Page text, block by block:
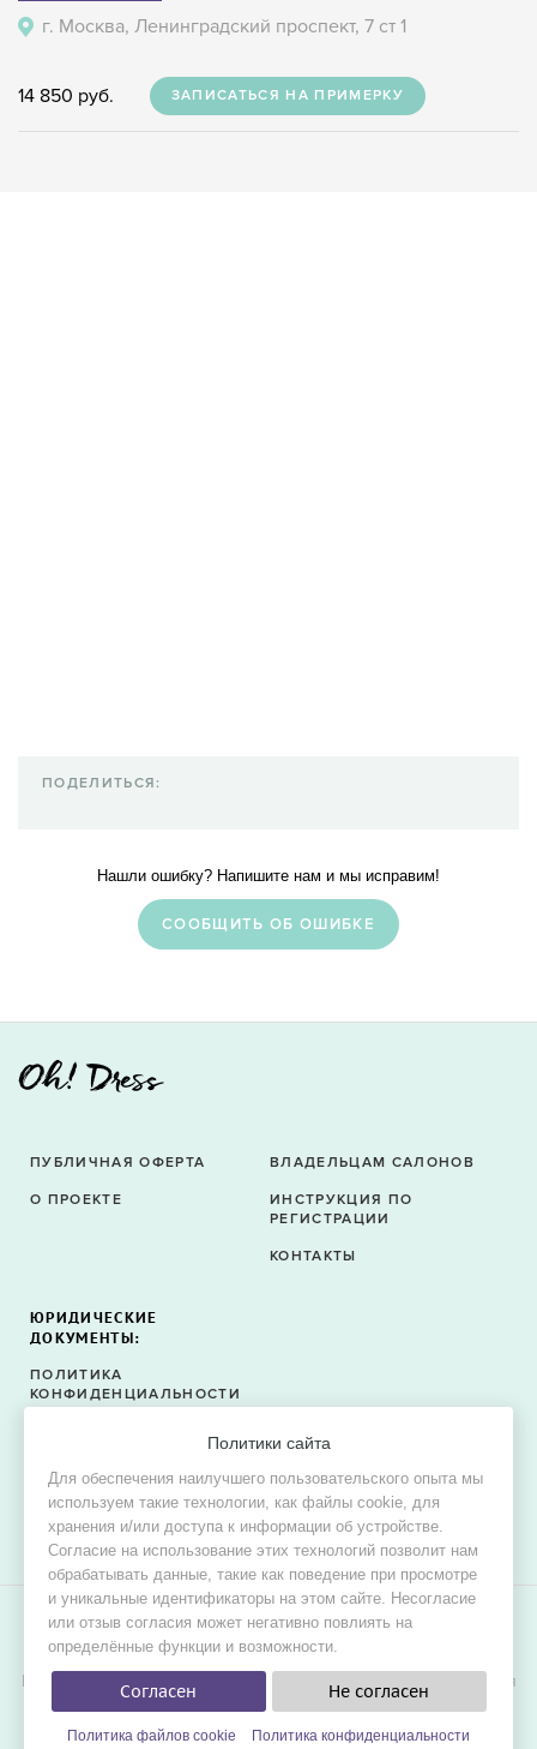
г. Москва, Ленинградский проспект, 7 ст 1
14 850 руб. ЗАПИСАТЬСЯ НА ПРИМЕРКУ
Нашли ошибку? Напишите нам и мы исправим!
CООБЩИТЬ ОБ ОШИБКЕ
ПОДЕЛИТЬСЯ:
Политики сайта
Для обеспечения наилучшего пользовательского опыта мы
используем такие технологии, как файлы cookie, для
хранения и/или доступа к информации об устройстве.
Согласие на использование этих технологий позволит нам
обрабатывать данные, такие как поведение при просмотре
и уникальные идентификаторы на этом сайте. Несогласие
или отзыв согласия может негативно повлиять на
определённые функции и возможности.
Согласен Не согласен
Политика файлов cookie Политика конфиденциальности
ПУБЛИЧНАЯ ОФЕРТА
О ПРОЕКТЕ
ВЛАДЕЛЬЦАМ САЛОНОВ
ИНСТРУКЦИЯ ПО
РЕГИСТРАЦИИ
КОНТАКТЫ
ЮРИДИЧЕСКИЕ
ДОКУМЕНТЫ:
ПОЛИТИКА
КОНФИДЕНЦИАЛЬНОСТИ
СОГЛАСИЕ НА ОБРАБОТКУ
ПЕРСОНАЛЬНЫХ ДАННЫХ
© 2015–2026 Oh! Dress — сервис поиска свадебных и
вечерних платьев в продаже и в аренду.
Цель проекта — обеспечить невестам наилучшие условия для
удобного, быстрого и выгодного поиска платья мечты для
свадьбы.